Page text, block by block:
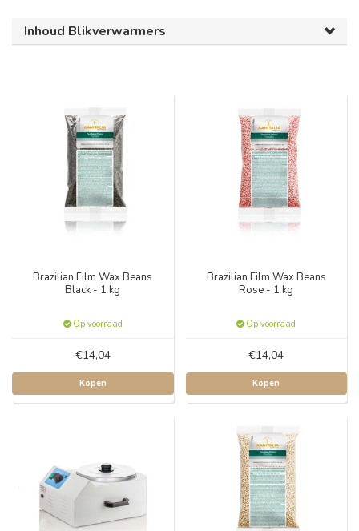
Inhoud Blikverwarmers
Brazilian Film Wax Beans
Black - 1 kg
Op voorraad
€14,04
Kopen
Brazilian Film Wax Beans
Rose - 1 kg
Op voorraad
€14,04
Kopen